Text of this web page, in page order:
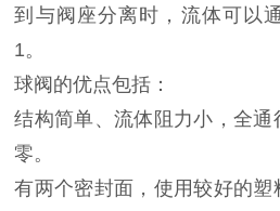
到与阀座分离时，流体可以
1。
‌球阀的优点包括‌：
结构简单、流体阻力小，全
零。
有两个密封面，使用较好的